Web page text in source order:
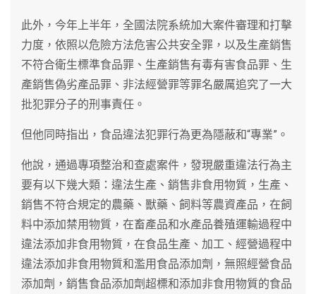
此外，今年上半年，全國法院系統加大案件審理和打擊
力度，依照以危險方法危害公共安全罪，以及生產銷售
不符合衛生標準食品罪、生產銷售有毒有害食品罪、生
產銷售偽劣產品罪、非法經營罪等罪名嚴厲追究了一大
批犯罪分子的刑事責任。
但他同時指出，食品違法犯罪行為更為隱蔽和“專業”。
他說，通過專項整治和查處案件，發現嚴重違法行為主
要有以下幾大類：違法生產、銷售非食用物質，生產、
銷售不符合規定的農藥、獸藥、飼料等農資產品，在飼
料中添加禁用物質，在畜產品和水產品養殖運輸過程中
違法添加非食用物質，在食品生產、加工、經營過程中
違法添加非食用物質和濫用食品添加劑，無照經營食品
添加劑，銷售食品添加劑超標和添加非食用物質的食品